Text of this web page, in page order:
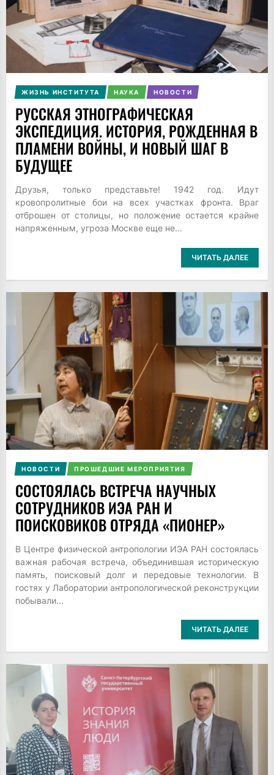
ЖИЗНЬ ИНСТИТУТА НАУКА НОВОСТИ
РУССКАЯ ЭТНОГРАФИЧЕСКАЯ
ЭКСПЕДИЦИЯ. ИСТОРИЯ, РОЖДЕННАЯ В
ПЛАМЕНИ ВОЙНЫ, И НОВЫЙ ШАГ В
БУДУЩЕЕ
Друзья, только представьте! 1942 год. Идут
кровопролитные бои на всех участках фронта. Враг
отброшен от столицы, но положение остается крайне
напряженным, угроза Москве еще не...
ЧИТАТЬ ДАЛЕЕ
НОВОСТИ ПРОШЕДШИЕ МЕРОПРИЯТИЯ
СОСТОЯЛАСЬ ВСТРЕЧА НАУЧНЫХ
СОТРУДНИКОВ ИЭА РАН И
ПОИСКОВИКОВ ОТРЯДА «ПИОНЕР»
В Центре физической антропологии ИЭА РАН состоялась
важная рабочая встреча, объединившая историческую
память, поисковый долг и передовые технологии. В
гостях у Лаборатории антропологической реконструкции
побывали...
ЧИТАТЬ ДАЛЕЕ